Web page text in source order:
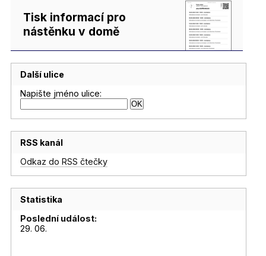
Tisk informací pro
nástěnku v domě
Další ulice
Napište jméno ulice:
RSS kanál
Odkaz do RSS čtečky
Statistika
Poslední událost:
29. 06.